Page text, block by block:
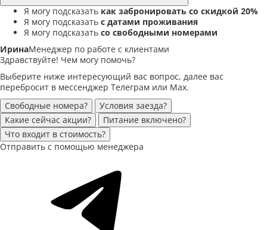
Я могу подсказать как забронировать со скидкой 20%
Я могу подсказать с датами проживания
Я могу подсказать со свободными номерами
ИринаМенеджер по работе с клиентами
Здравствуйте! Чем могу помочь?
Выберите ниже интересующий вас вопрос, далее вас
перебросит в мессенджер Телеграм или Max.
Свободные номера?
Условия заезда?
Какие сейчас акции?
Питание включено?
Что входит в стоимость?
Отправить с помощью менеджера